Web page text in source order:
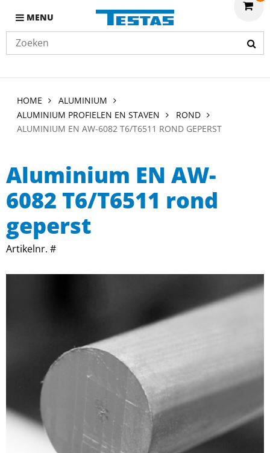
MENU
HOME
ALUMINIUM
ALUMINIUM PROFIELEN EN STAVEN
ROND
ALUMINIUM EN AW-6082 T6/T6511 ROND GEPERST
Aluminium EN AW-
6082 T6/T6511 rond
geperst
Artikelnr. #